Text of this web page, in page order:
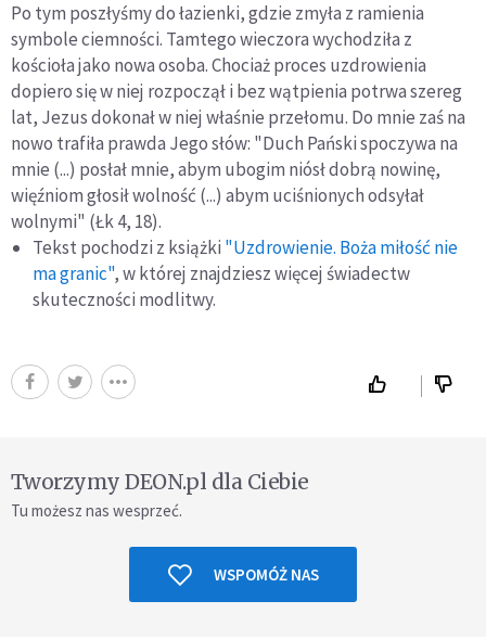
Po tym poszłyśmy do łazienki, gdzie zmyła z ramienia
symbole ciemności. Tamtego wieczora wychodziła z
kościoła jako nowa osoba. Chociaż proces uzdrowienia
dopiero się w niej rozpoczął i bez wątpienia potrwa szereg
lat, Jezus dokonał w niej właśnie przełomu. Do mnie zaś na
nowo trafiła prawda Jego słów: "Duch Pański spoczywa na
mnie (...) posłał mnie, abym ubogim niósł dobrą nowinę,
więźniom głosił wolność (...) abym uciśnionych odsyłał
wolnymi" (Łk 4, 18).
Tekst pochodzi z książki "Uzdrowienie. Boża miłość nie
ma granic", w której znajdziesz więcej świadectw
skuteczności modlitwy.
Tworzymy DEON.pl dla Ciebie
Tu możesz nas wesprzeć.
WSPOMÓŻ NAS